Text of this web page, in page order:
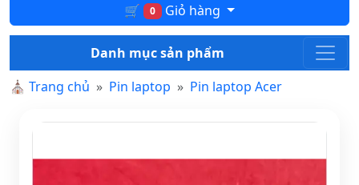
🛒 0 Giỏ hàng
Danh mục sản phẩm
⛪ Trang chủ Pin laptop Pin laptop Acer